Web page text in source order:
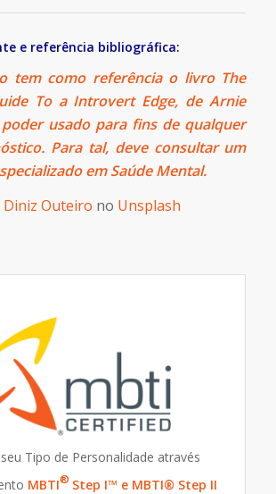
e referência bibliográfica:
tem como referência o livro The
To a Introvert Edge, de Arnie
usado para fins de qualquer
Para tal, deve consultar um
em Saúde Mental.
Diniz Outeiro no Unsplash
Tipo de Personalidade através
MBTI® Step I™ e MBTI® Step II